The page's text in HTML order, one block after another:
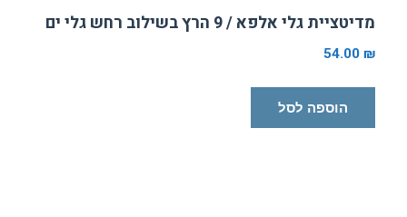
מדיטציית גלי אלפא / 9 הרץ בשילוב רחש גלי ים
54.00 ₪
הוספה לסל